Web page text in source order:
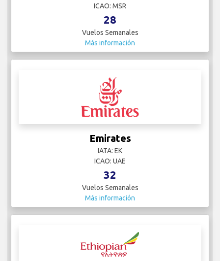
ICAO: MSR
28
Vuelos Semanales
Más información
Emirates
IATA: EK
ICAO: UAE
32
Vuelos Semanales
Más información